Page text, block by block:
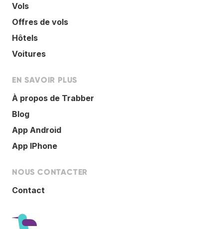
Vols
Offres de vols
Hôtels
Voitures
EN SAVOIR PLUS
À propos de Trabber
Blog
App Android
App IPhone
NOUS CONTACTER
Contact